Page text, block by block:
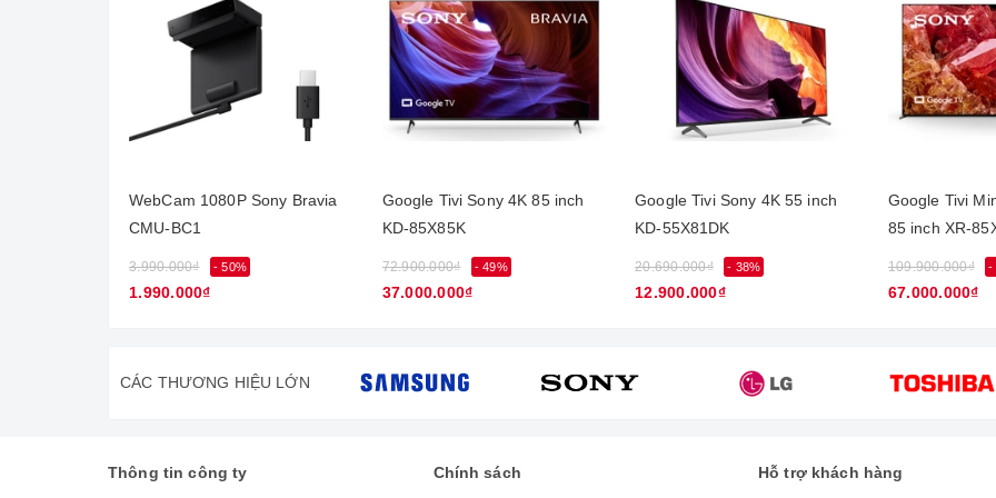
Android Tivi Sony 4K 49 inch KD-49X9500H với thiết kế one slate màn hình mỏng, đơn giản và bề mặt phẳng bóng
Kích thước tivi Sony 49 inch thích hợp bố trí ở các nơi như: phòng họp, phòng khách, phòng ngủ... mang đến vẻ đẹp
WebCam 1080P Sony Bravia
CMU-BC1
3.990.000₫ - 50%
1.990.000₫
Google Tivi Sony 4K 85 inch
KD-85X85K
72.900.000₫ - 49%
37.000.000₫
Google Tivi Sony 4K 55 inch
KD-55X81DK
20.690.000₫ - 38%
12.900.000₫
Google Tivi
85 inch XR-
109.900.000₫ -
67.000.000₫
CÁC THƯƠNG HIỆU LỚN
Thông tin công ty Chính sách Hỗ trợ khách hàng